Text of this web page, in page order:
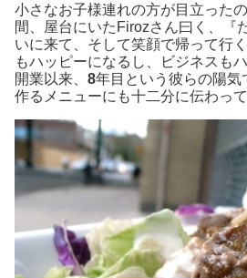
小さなお子様連れの方が目立った
間、屋台にいたFirozさん曰く、『
いに来て、そして笑顔で帰って行
もハッピーになるし、ビジネスも
開業以来、 8年目という彼らの陽
作るメニューにも十二分に伝わっ